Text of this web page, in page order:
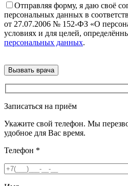
Отправляя форму, я даю своё
персональных данных в
от 27.07.2006 № 152-ФЗ «О
условиях и для целей,
персональных данных.
Записаться на приём
Укажите свой телефон. Мы
удобное для Вас время.
Телефон *